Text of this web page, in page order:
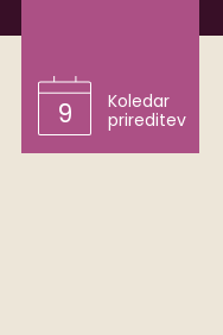
9
Koledar
prireditev